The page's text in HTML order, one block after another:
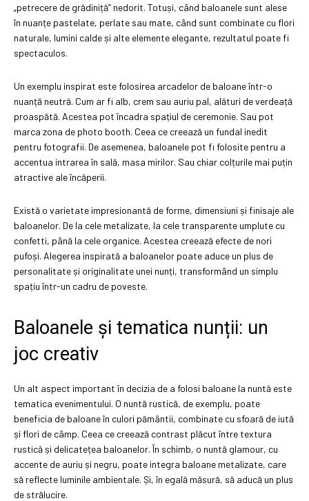
„petrecere de grădiniță” nedorit. Totuși, când baloanele sunt alese
în nuanțe pastelate, perlate sau mate, când sunt combinate cu flori
naturale, lumini calde și alte elemente elegante, rezultatul poate fi
spectaculos.
Un exemplu inspirat este folosirea arcadelor de baloane într-o
nuanță neutră. Cum ar fi alb, crem sau auriu pal, alături de verdeață
proaspătă. Acestea pot încadra spațiul de ceremonie. Sau pot
marca zona de photo booth. Ceea ce creează un fundal inedit
pentru fotografii. De asemenea, baloanele pot fi folosite pentru a
accentua intrarea în sală, masa mirilor. Sau chiar colțurile mai puțin
atractive ale încăperii.
Există o varietate impresionantă de forme, dimensiuni și finisaje ale
baloanelor. De la cele metalizate, la cele transparente umplute cu
confetti, până la cele organice. Acestea creează efecte de nori
pufoși. Alegerea inspirată a baloanelor poate aduce un plus de
personalitate și originalitate unei nunți, transformând un simplu
spațiu într-un cadru de poveste.
Baloanele și tematica nunții: un
joc creativ
Un alt aspect important în decizia de a folosi baloane la nuntă este
tematica evenimentului. O nuntă rustică, de exemplu, poate
beneficia de baloane în culori pământii, combinate cu sfoară de iută
și flori de câmp. Ceea ce creează contrast plăcut între textura
rustică și delicatețea baloanelor. În schimb, o nuntă glamour, cu
accente de auriu și negru, poate integra baloane metalizate, care
să reflecte luminile ambientale. Și, în egală măsură, să aducă un plus
de strălucire.